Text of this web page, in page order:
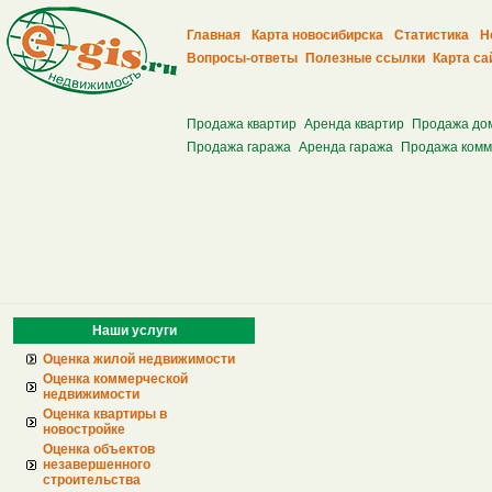
Главная Карта новосибирска Статистика
Вопросы-ответы
Полезные ссылки Карта
Продажа квартир Аренда квартир
Продажа
Продажа гаража Аренда гаража Продажа
Наши услуги
Оценка жилой недвижимости
Оценка коммерческой
недвижимости
Оценка квартиры в
новостройке
Оценка объектов
незавершенного
строительства